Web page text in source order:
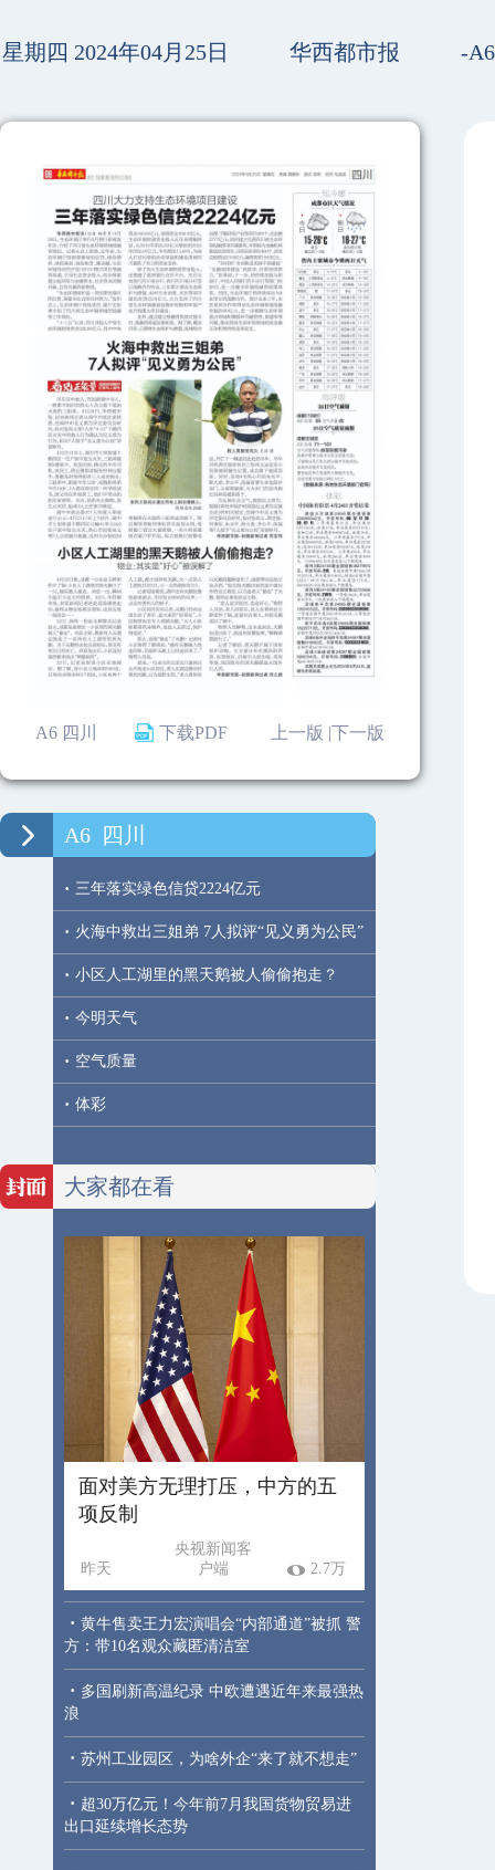
星期四 2024年04月25日 华西都市报 -
A6 四川 下载PDF 下一版
上一版 |
A6 四川
· 三年落实绿色信贷2224亿元
· 火海中救出三姐弟 7人拟评“见义勇为公民”
· 小区人工湖里的黑天鹅被人偷偷抱走？
· 今明天气
· 空气质量
· 体彩
大家都在看
面对美方无理打压，中方的五
项反制
昨天
央视新闻客
户端
2.7万
· 黄牛售卖王力宏演唱会“内部通道”被抓 警
方：带10名观众藏匿清洁室
· 多国刷新高温纪录 中欧遭遇近年来最强热
浪
· 苏州工业园区，为啥外企“来了就不想走”
· 超30万亿元！今年前7月我国货物贸易进
出口延续增长态势